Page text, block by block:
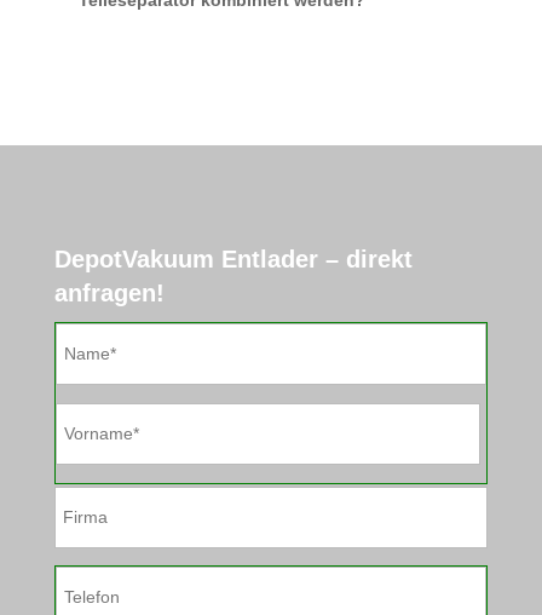
DepotVakuum Entlader – direkt
anfragen!
lasse